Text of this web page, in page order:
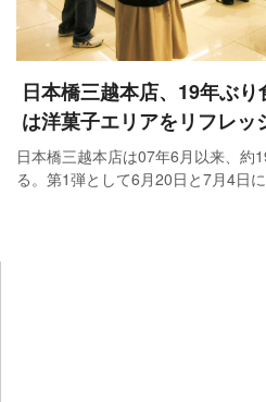
日本橋三越本店、19年ぶ
は洋菓子エリアをリフレッ
日本橋三越本店は07年6月以来、約
る。第1弾として6月20日と7月4日